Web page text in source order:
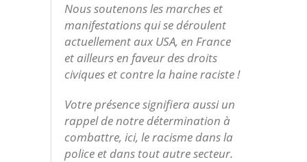
Nous soutenons les marches et
manifestations qui se déroulent
actuellement aux USA, en France
et ailleurs en faveur des droits
civiques et contre la haine raciste !
Votre présence signifiera aussi un
rappel de notre détermination à
combattre, ici, le racisme dans la
police et dans tout autre secteur.